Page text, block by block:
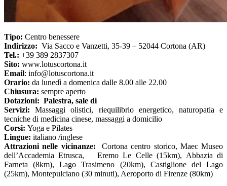
Tipo: Centro benessere
Indirizzo: Via Sacco e Vanzetti, 35-39 – 52044 Cortona (AR)
Tel.: +39 389 2837307
Sito: www.lotuscortona.it
Email: info@lotuscortona.it
Orario: da lunedì a domenica dalle 8.00 alle 22.00
Chiusura: sempre aperto
Dotazioni: Palestra, sale di
Servizi: Massaggi olistici, riequilibrio energetico, naturopatia e
tecniche di medicina cinese, massaggi a domicilio
Corsi: Yoga e Pilates
Lingue: italiano /inglese
Attrazioni nelle vicinanze: Cortona centro storico, Maec Museo
dell’Accademia Etrusca, Eremo Le Celle (15km), Abbazia di
Farneta (8km), Lago Trasimeno (20km), Castiglione del Lago
(25km), Montepulciano (30 minuti), Aeroporto di Firenze (80km)